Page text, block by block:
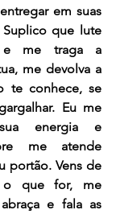
em suas
Suplico que lute
e me traga a
me devolva a
te conhece, se
Eu me
energia e
me atende
portão. Vens de
o que for, me
e fala as